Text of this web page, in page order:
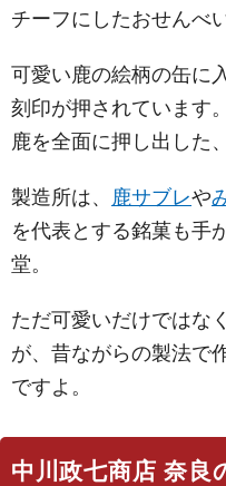
チーフにしたおせんべい
可愛い鹿の絵柄の缶に
刻印が押されています。
鹿を全面に押し出した
製造所は、 鹿サブレや
を代表とする銘菓も手
堂。
ただ可愛いだけではな
が、昔ながらの製法で
ですよ。
中川政七商店 奈良